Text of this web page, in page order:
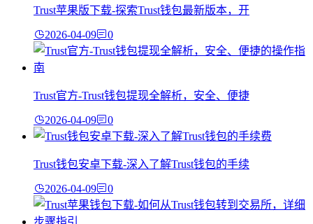
Trust苹果版下载-探索Trust钱包最新版本，开
2026-04-09 0
Trust官方-Trust钱包提现全解析，安全、便捷
2026-04-09 0
Trust钱包安卓下载-深入了解Trust钱包的手续
2026-04-09 0